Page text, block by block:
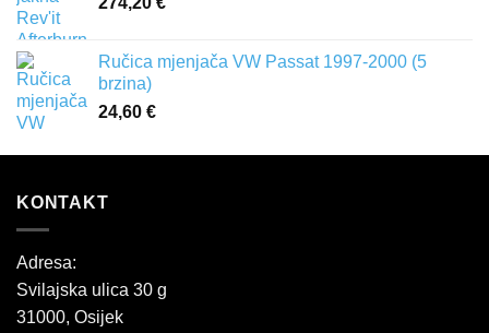
Ručica mjenjača VW Passat 1997-2000 (5
brzina)
24,60 €
KONTAKT
Adresa:
Svilajska ulica 30 g
31000, Osijek